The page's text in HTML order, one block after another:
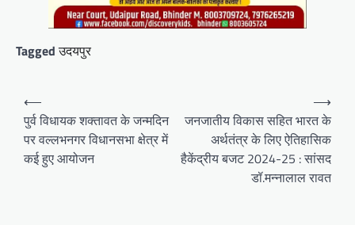
Taggedउदयपुर
Post
navigation
⟵
पुर्व विधायक शक्तावत के जन्मदिन
पर वल्लभनगर विधानसभा क्षेत्र में
कई हुए आयोजन
जनजातीय विकास सहित भारत के
अर्थतंत्र के लिए ऐतिहासिक
हैकेंद्रीय बजट 2024-25 : सांसद
डॉ.मन्नालाल रावत
⟶